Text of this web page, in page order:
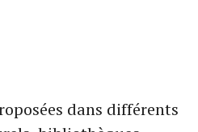
dans différents